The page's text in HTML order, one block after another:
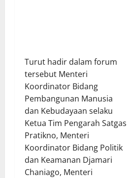
Turut hadir dalam forum
tersebut Menteri
Koordinator Bidang
Pembangunan Manusia
dan Kebudayaan selaku
Ketua Tim Pengarah Satgas
Pratikno, Menteri
Koordinator Bidang Politik
dan Keamanan Djamari
Chaniago, Menteri